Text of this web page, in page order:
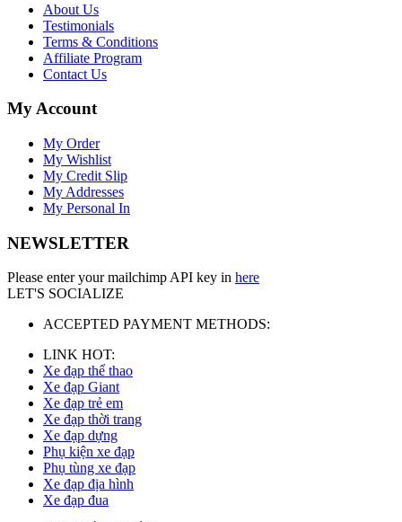
About Us
Testimonials
Terms & Conditions
Affiliate Program
Contact Us
My Account
My Order
My Wishlist
My Credit Slip
My Addresses
My Personal In
NEWSLETTER
Please enter your mailchimp API key in here
LET'S SOCIALIZE
ACCEPTED PAYMENT METHODS:
LINK HOT:
Xe đạp thể thao
Xe đạp Giant
Xe đạp trẻ em
Xe đạp thời trang
Xe đạp dựng
Phụ kiện xe đạp
Phụ tùng xe đạp
Xe đạp địa hình
Xe đạp đua